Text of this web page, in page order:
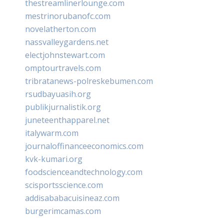
thestreamlinerlounge.com
mestrinorubanofc.com
novelatherton.com
nassvalleygardens.net
electjohnstewart.com
omptourtravels.com
tribratanews-polreskebumen.com
rsudbayuasih.org
publikjurnalistik.org
juneteenthapparel.net
italywarm.com
journaloffinanceeconomics.com
kvk-kumari.org
foodscienceandtechnology.com
scisportsscience.com
addisababacuisineaz.com
burgerimcamas.com